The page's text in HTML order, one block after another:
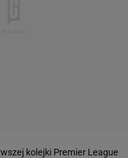
kolejki Premier League